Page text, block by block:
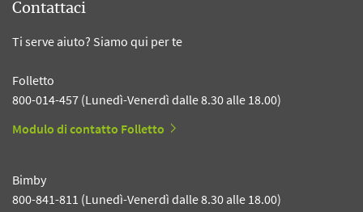
Contattaci
Ti serve aiuto? Siamo qui per te
Folletto
800-014-457 (Lunedì-Venerdì dalle 8.30 alle 18.00)
Modulo di contatto Folletto
Bimby
800-841-811 (Lunedì-Venerdì dalle 8.30 alle 18.00)